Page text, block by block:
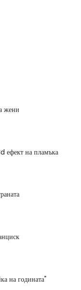
жени
ефект на пламъка
на годината"